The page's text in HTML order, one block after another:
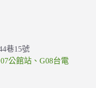
巷15號
公館站、G08台電